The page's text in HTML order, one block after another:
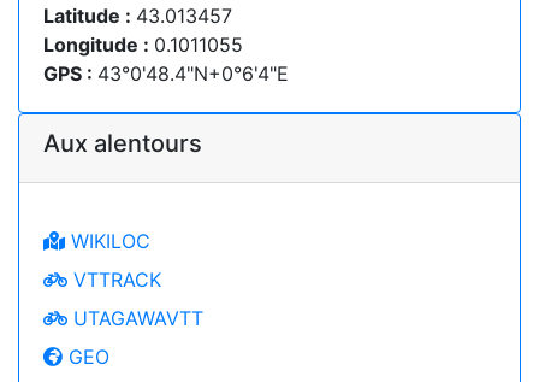
Latitude : 43.013457
Longitude : 0.1011055
GPS : 43°0'48.4"N+0°6'4"E
Aux alentours
WIKILOC
VTTRACK
UTAGAWAVTT
GEO